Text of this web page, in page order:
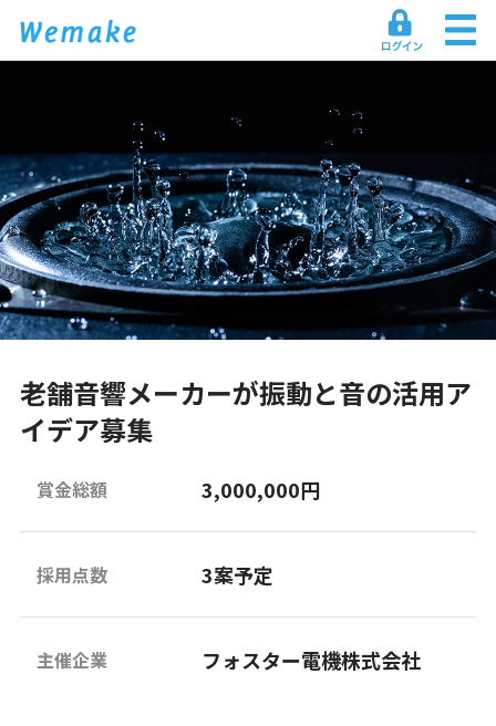
老舗音響メーカーが振動と音の活用ア
イデア募集
賞金総額 3,000,000円
採用点数 3案予定
主催企業 フォスター電機株式会社